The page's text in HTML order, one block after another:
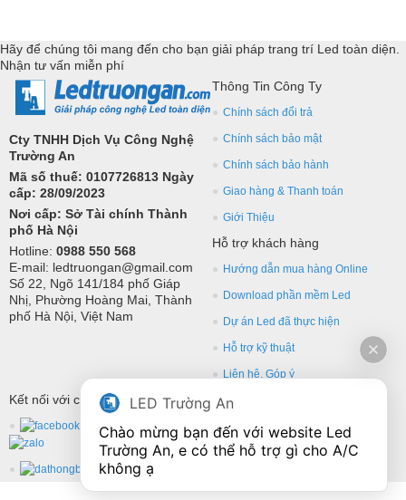
Hãy để chúng tôi mang đến cho bạn giải pháp trang trí Led toàn diện.
Nhận tư vấn miễn phí
Cty TNHH Dịch Vụ Công Nghệ
Trường An
Mã số thuế: 0107726813 Ngày
cấp: 28/09/2023
Nơi cấp: Sở Tài chính Thành
phố Hà Nội
Hotline: 0988 550 568
E-mail: ledtruongan@gmail.com
Số 22, Ngõ 141/184 phố Giáp
Nhị, Phường Hoàng Mai, Thành
phố Hà Nội, Việt Nam
Thông Tin Công Ty
Chính sách đổi trả
Chính sách bảo mật
Chính sách bảo hành
Giao hàng & Thanh toán
Giới Thiệu
Hỗ trợ khách hàng
Hướng dẫn mua hàng Online
Download phần mềm Led
Dự án Led đã thực hiện
Hỗ trợ kỹ thuật
Liên hệ, Góp ý
Kết nối với chúng tôi
LED Trường An
Chào mừng bạn đến với website Led
Trường An, e có thể hỗ trợ gì cho A/C
không ạ